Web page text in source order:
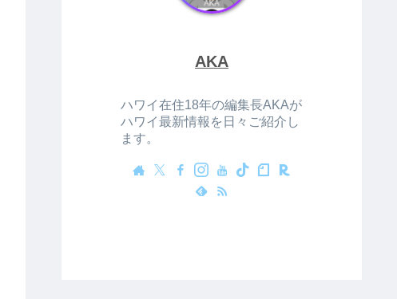
AKA
ハワイ在住18年の編集長AKAが
ハワイ最新情報を日々ご紹介し
ます。